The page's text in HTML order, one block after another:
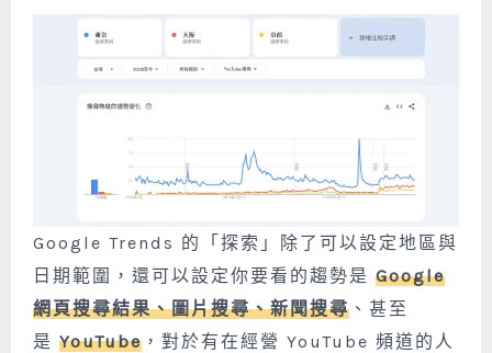
Google Trends 的「探索」除了可以設定地區與
日期範圍，還可以設定你要看的趨勢是 Google
網頁搜尋結果、圖片搜尋、新聞搜尋 、甚至
是 YouTube ，對於有在經營 YouTube 頻道的人